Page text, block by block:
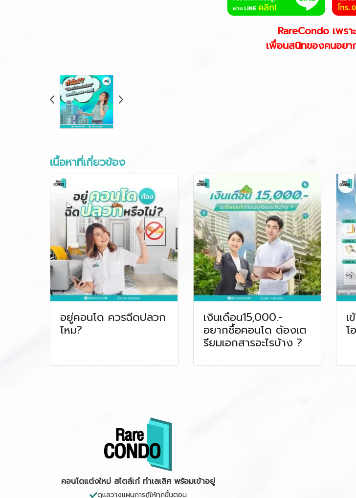
RareCondo เพรา
เพื่อนสนิทของคนอยา
เนื้อหาที่เกี่ยวข้อง
อยู่คอนโด ควรฉีดปลวก
ไหม?
เงินเดือน15,000.-
อยากซื้อคอนโด ต้องเต
รียมเอกสารอะไรบ้าง ?
เ
โ
คอนโดแต่งใหม่ สไตล์เก๋ ทำเลเลิศ พร้อมเข้าอยู่
ดูแลวางแผนการกู้ให้ทุกขั้นตอน